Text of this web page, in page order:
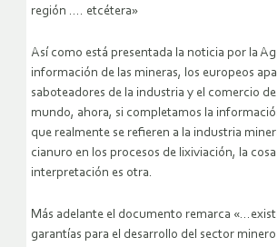
región …. etcétera»
Así como está presentada la noticia por la
información de las mineras, los europeos
saboteadores de la industria y el comercio
mundo, ahora, si completamos la
que realmente se refieren a la industria
cianuro en los procesos de lixiviación, la
interpretación es otra.
Más adelante el documento remarca
garantías para el desarrollo del sector